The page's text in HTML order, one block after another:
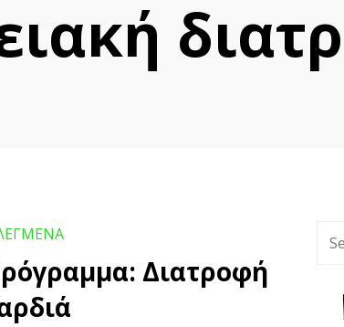
Διατροφή για την